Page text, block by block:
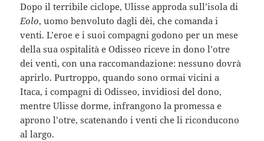
Dopo il terribile ciclope, Ulisse approda sull’isola di
Eolo, uomo benvoluto dagli dèi, che comanda i
venti. L’eroe e i suoi compagni godono per un mese
della sua ospitalità e Odisseo riceve in dono l’otre
dei venti, con una raccomandazione: nessuno dovrà
aprirlo. Purtroppo, quando sono ormai vicini a
Itaca, i compagni di Odisseo, invidiosi del dono,
mentre Ulisse dorme, infrangono la promessa e
aprono l’otre, scatenando i venti che li riconducono
al largo.